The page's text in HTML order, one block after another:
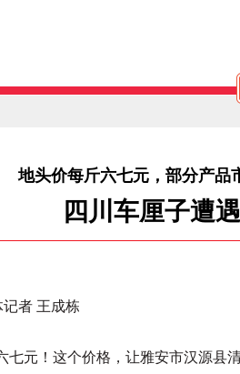
地头价每斤六七元，部分产品
四川车厘子遭
者 王成栋
元！这个价格，让雅安市汉源县